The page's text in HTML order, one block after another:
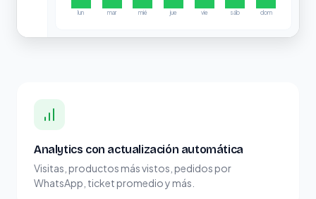
lun mar mié jue vie sáb dom
Analytics con actualización automática
Visitas, productos más vistos, pedidos por
WhatsApp, ticket promedio y más.